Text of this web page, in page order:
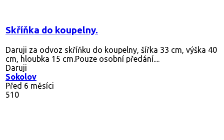
Skříňka do koupelny.
Daruji za odvoz skříňku do koupelny, šířka 33 cm, výška 40
cm, hloubka 15 cm.Pouze osobní předání....
Daruji
Sokolov
Před 6 měsíci
510